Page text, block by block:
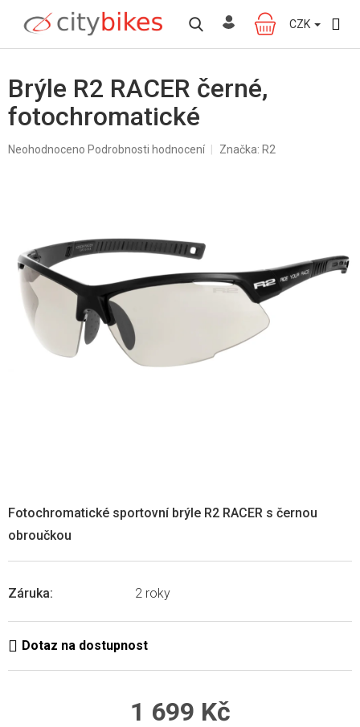
obsah
NÁKUPNÍ
KOŠÍK
CZK
Brýle R2 RACER černé,
fotochromatické
Průměrné
hvězdiček.
Neohodnoceno Podrobnosti hodnocení Značka: R2
Záruka: 2 roky
Fotochromatické sportovní brýle R2 RACER s černou
obroučkou
1 699 Kč